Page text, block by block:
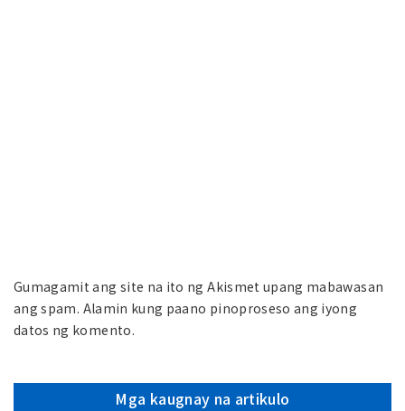
Gumagamit ang site na ito ng Akismet upang mabawasan
ang spam. Alamin kung paano pinoproseso ang iyong
datos ng komento.
Mga kaugnay na artikulo